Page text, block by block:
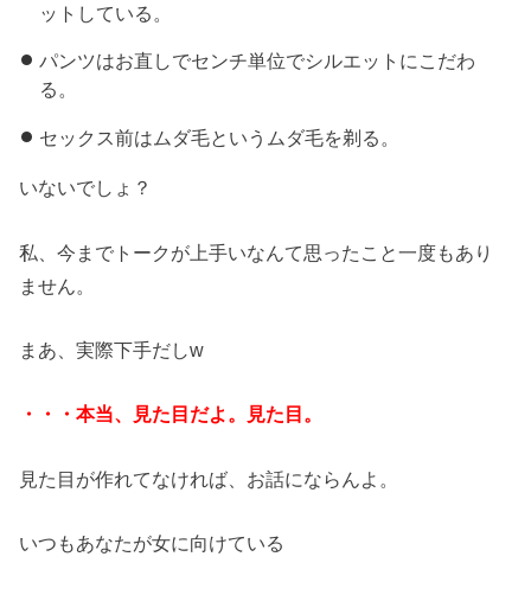
ットしている。
パンツはお直しでセンチ単位でシルエットにこだわ
る。
セックス前はムダ毛というムダ毛を剃る。
いないでしょ？
私、今までトークが上手いなんて思ったこと一度もあり
ません。
まあ、実際下手だしw
・・・本当、見た目だよ。見た目。
見た目が作れてなければ、お話にならんよ。
いつもあなたが女に向けている